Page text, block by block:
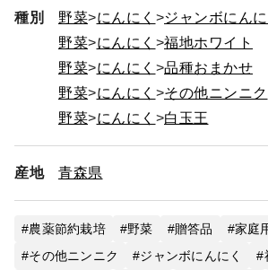
種別 野菜 にんにく
ジャンボにんに
野菜
にんにく
福地ホワイト
野菜
にんにく
品種おまかせ
野菜
にんにく
その他ニンニク
野菜
にんにく 白玉王
産地 青森県
農薬節約栽培 野菜 贈答品
家庭
その他ニンニク
ジャンボにんにく